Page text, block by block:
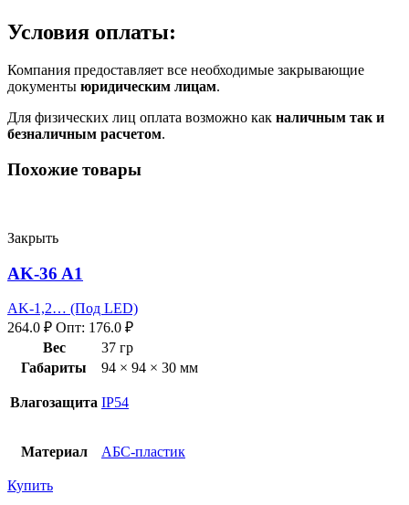
Условия оплаты:
Компания предоставляет все необходимые закрывающие
документы юридическим лицам.
Для физических лиц оплата возможно как наличным так и
безналичным расчетом.
Похожие товары
Закрыть
AK-36 A1
AK-1,2… (Под LED)
264.0 ₽ Опт: 176.0 ₽
Вес
37 гр
Габариты
94 × 94 × 30 мм
Влагозащита IP54
Материал АБС-пластик
Купить